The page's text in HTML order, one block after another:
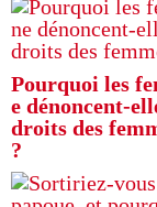
Pourquoi les
e dénoncent-
droits des
?